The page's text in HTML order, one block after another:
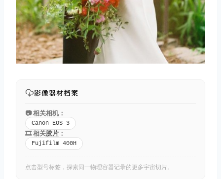
影像器材档案
📷 相关相机：
Canon EOS 3
🎞️ 相关胶片 ：
Fujifilm 400H
点击型号标签，探索同一物理容器记录的更多宇宙切片。